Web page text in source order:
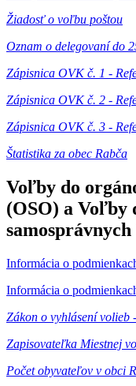
Žiadosť o voľbu poštou
Oznam o delegovaní do
Zápisnica OVK č. 1 -
Zápisnica OVK č. 2 -
Zápisnica OVK č. 3 -
Štatistika za obec Rabča
Voľby do
(OSO) a Voľby
Informácia o
Informácia o
Zákon o vyhlásení volieb
Zapisovateľka Miestnej
Počet obyvateľov v obci